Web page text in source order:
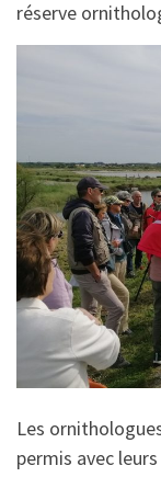
réserve
Les
permis avec